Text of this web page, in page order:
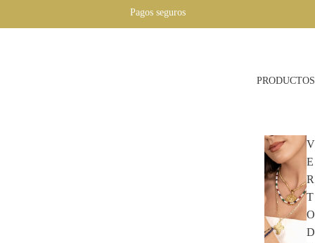
Pagos seguros
PRODUCTOS
V
E
R
T
O
D